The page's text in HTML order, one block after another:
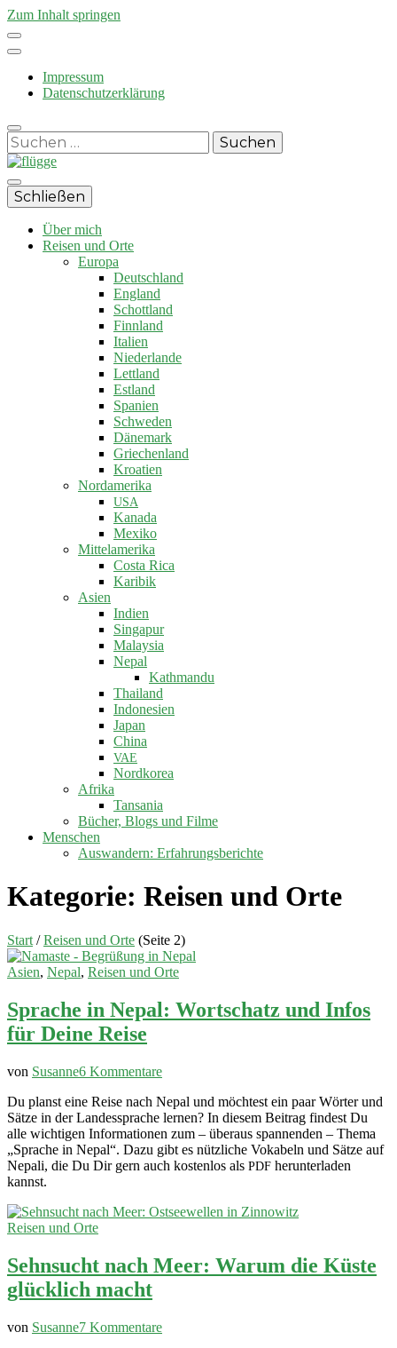
Zum Inhalt springen
Impressum
Datenschutzerklärung
Suchen
nach:
flügge
Reisen und Auswandern
Schließen
Über mich
Reisen und Orte
Europa
Deutschland
England
Schottland
Finnland
Italien
Niederlande
Lettland
Estland
Spanien
Schweden
Dänemark
Griechenland
Kroatien
Nordamerika
USA
Kanada
Mexiko
Mittelamerika
Costa Rica
Karibik
Asien
Indien
Singapur
Malaysia
Nepal
Kathmandu
Thailand
Indonesien
Japan
China
VAE
Nordkorea
Afrika
Tansania
Bücher, Blogs und Filme
Menschen
Auswandern: Erfahrungsberichte
Kategorie: Reisen und Orte
Start / Reisen und Orte (Seite 2)
Asien, Nepal, Reisen und Orte
Sprache in Nepal: Wortschatz und Infos
für Deine Reise
von Susanne6 Kommentarezu
in
Nepal:
Wortschatz
und
Infos
Du planst eine Reise nach Nepal und möchtest ein paar Wörter und
Sätze in der Landessprache lernen? In diesem Beitrag findest Du
alle wichtigen Informationen zum – überaus spannenden – Thema
„Sprache in Nepal“. Dazu gibt es nützliche Vokabeln und Sätze auf
Nepali, die Du Dir gern auch kostenlos als PDF herunterladen
kannst.
Reisen und Orte
Sehnsucht nach Meer: Warum die Küste
glücklich macht
von Susanne7 Kommentarezu